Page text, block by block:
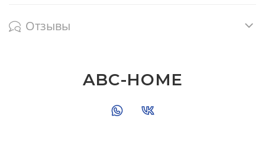
Отзывы
ABC-HOME